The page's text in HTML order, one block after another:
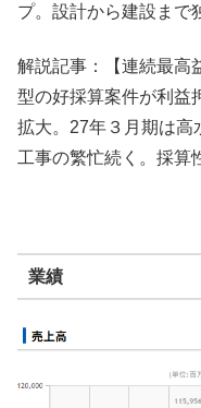
プ。設計から建設まで
解説記事：【連続最高
型の好採算案件が利益
拡大。27年３月期は高
工事の繁忙続く。採算
業績